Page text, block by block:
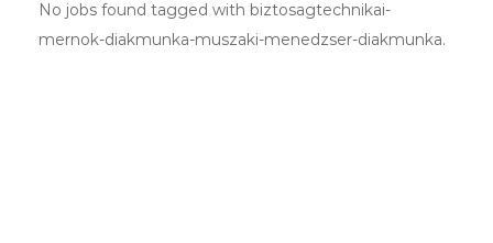
No jobs found tagged with biztosagtechnikai-
mernok-diakmunka-muszaki-menedzser-diakmunka.